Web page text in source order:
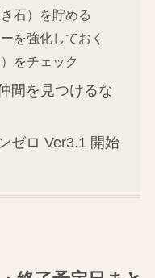
石）を貯める
を強化しておく
をチェック
間を見つけるな
ゼロ Ver3.1 開始